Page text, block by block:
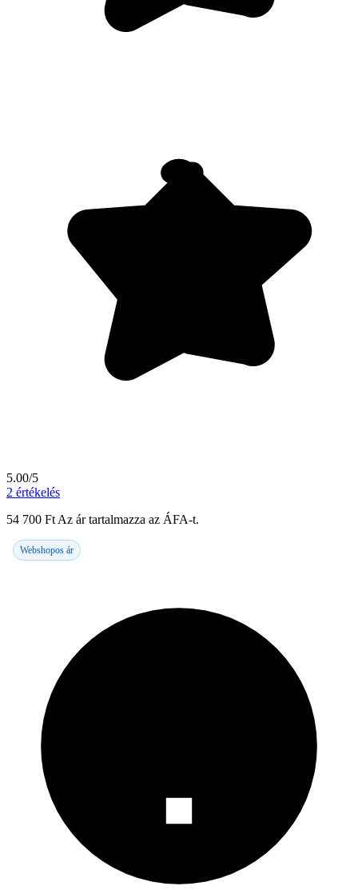
5.00/5
2 értékelés
54 700 Ft Az ár tartalmazza az ÁFA-t.
Webshopos ár